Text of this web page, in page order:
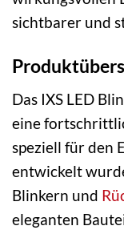
sichtbarer und
Das IXS LED
eine
speziell für den
entwickelt
Blinkern und
eleganten